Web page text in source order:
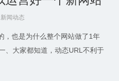
绍一下网站的模式，分析草根
新闻动态
，也是为什么整个网站做了1年
、大家都知道，动态URL不利于
静态，然后把以前的动态地址